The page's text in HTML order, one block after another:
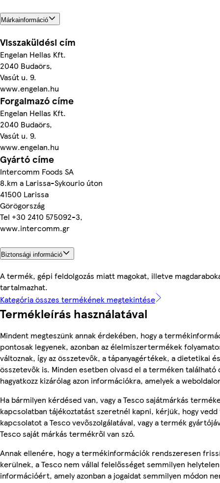
Márkainformáció
Visszaküldési cím
Engelan Hellas Kft.
2040 Budaörs,
Vasút u. 9.
www.engelan.hu
Forgalmazó címe
Engelan Hellas Kft.
2040 Budaörs,
Vasút u. 9.
www.engelan.hu
Gyártó címe
Intercomm Foods SA
8.km a Larissa-Sykourio úton
41500 Larissa
Görögország
Tel +30 2410 575092-3,
www.intercomm.gr
Biztonsági információ
A termék, gépi feldolgozás miatt magokat, illetve
tartalmazhat.
Kategória összes termékének megtekintése
Termékleírás használatával
Mindent megteszünk annak érdekében, hogy a
pontosak legyenek, azonban az élelmiszertermékek
változnak, így az összetevők, a tápanyagértékek, a dietetikai
összetevők is. Minden esetben olvasd el a terméken található
hagyatkozz kizárólag azon információkra, amelyek a
Ha bármilyen kérdésed van, vagy a Tesco sajátmárkás
kapcsolatban tájékoztatást szeretnél kapni, kérjük, hogy vedd
kapcsolatot a Tesco vevőszolgálatával, vagy a termék
Tesco saját márkás termékről van szó.
Annak ellenére, hogy a termékinformációk rendszeresen
kerülnek, a Tesco nem vállal felelősséget semmilyen helytelen
információért, amely azonban a jogaidat semmilyen módon